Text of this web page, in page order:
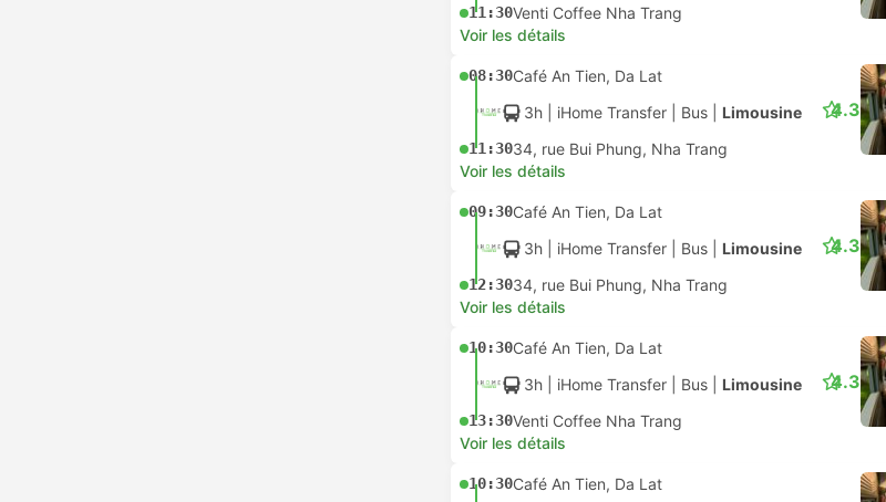
11:30Venti Coffee Nha Trang
Voir les détails
08:30Café An Tien, Da Lat
3h | iHome Transfer Bus Limousine
11:3034, rue Bui Phung, Nha Trang
4.3
Voir les détails
09:30Café An Tien, Da Lat
3h | iHome Transfer Bus Limousine
12:3034, rue Bui Phung, Nha Trang
4.3
Voir les détails
10:30Café An Tien, Da Lat
3h | iHome Transfer Bus Limousine
13:30Venti Coffee Nha Trang
4.3
Voir les détails
10:30Café An Tien, Da Lat